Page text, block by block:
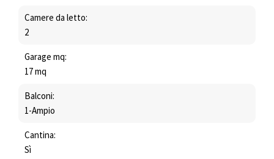
Camere da letto:
2
Garage mq:
17 mq
Balconi:
1-Ampio
Cantina:
Sì